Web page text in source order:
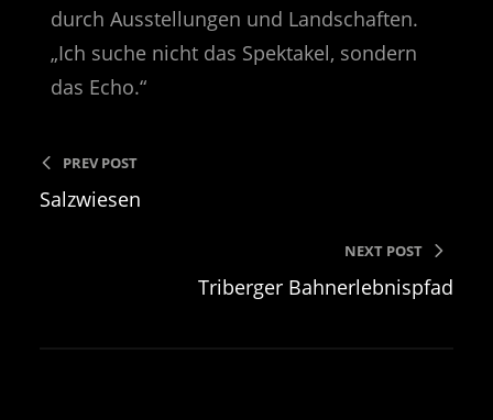
durch Ausstellungen und Landschaften.
„Ich suche nicht das Spektakel, sondern
das Echo.“
PREV POST
Salzwiesen
NEXT POST
Triberger Bahnerlebnispfad